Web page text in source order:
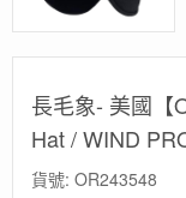
長毛象- 美國【
Hat / WIND
貨號: OR243548